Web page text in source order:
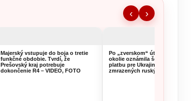
‹ ›
Majerský vstupuje do boja o tretie
funkčné obdobie. Tvrdí, že
Prešovský kraj potrebuje
dokončenie R4 – VIDEO, FOTO
Po „zverskom“ útoku na Kyjev a
okolie oznámila šéfka EK novú
platbu pre Ukrajinu z výnosov zo
zmrazených ruských aktív